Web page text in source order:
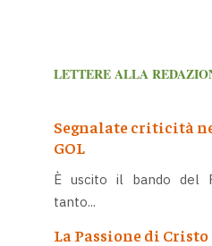
LETTERE ALLA
Segnalate criticità
GOL
È uscito il bando del
tanto...
La Passione di Cristo